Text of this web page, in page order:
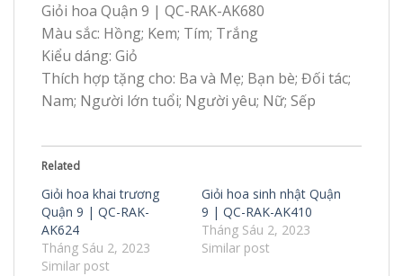
Giỏi hoa Quận 9 | QC-RAK-AK680
Màu sắc: Hồng; Kem; Tím; Trắng
Kiểu dáng: Giỏ
Thích hợp tặng cho: Ba và Mẹ; Bạn bè; Đối tác;
Nam; Người lớn tuổi; Người yêu; Nữ; Sếp
Related
Giỏi hoa khai trương
Quận 9 | QC-RAK-
AK624
Tháng Sáu 2, 2023
Similar post
Giỏi hoa sinh nhật Quận
9 | QC-RAK-AK410
Tháng Sáu 2, 2023
Similar post